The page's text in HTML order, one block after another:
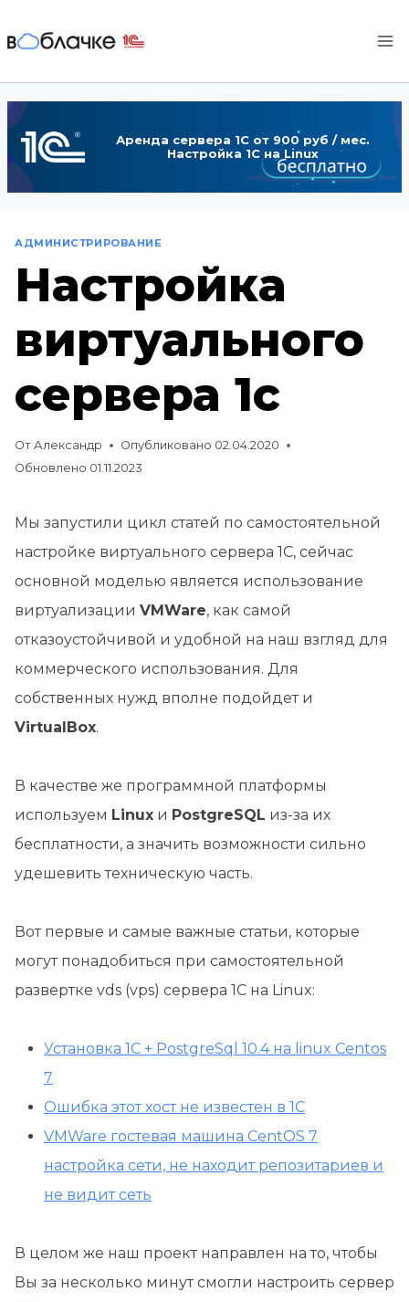
к
Аренда сервера 1С от 900 руб / мес.
Настройка 1С на Linux
АДМИНИСТРИРОВАНИЕ
Настройка
виртуального
сервера 1с
От Александр Опубликовано 02.04.2020
Обновлено 01.11.2023
Мы запустили цикл статей по самостоятельной
настройке виртуального сервера 1С, сейчас
основной моделью является использование
виртуализации VMWare, как самой
отказоустойчивой и удобной на наш взгляд для
коммерческого использования. Для
собственных нужд вполне подойдет и
VirtualBox.
В качестве же программной платформы
используем Linux и PostgreSQL из-за их
бесплатности, а значить возможности сильно
удешевить техническую часть.
Вот первые и самые важные статьи, которые
могут понадобиться при самостоятельной
развертке vds (vps) сервера 1С на Linux:
Установка 1С + PostgreSql 10.4 на linux Centos
7
Ошибка этот хост не известен в 1С
VMWare гостевая машина CentOS 7
настройка сети, не находит репозитариев и
не видит сеть
В целом же наш проект направлен на то, чтобы
Вы за несколько минут смогли настроить сервер